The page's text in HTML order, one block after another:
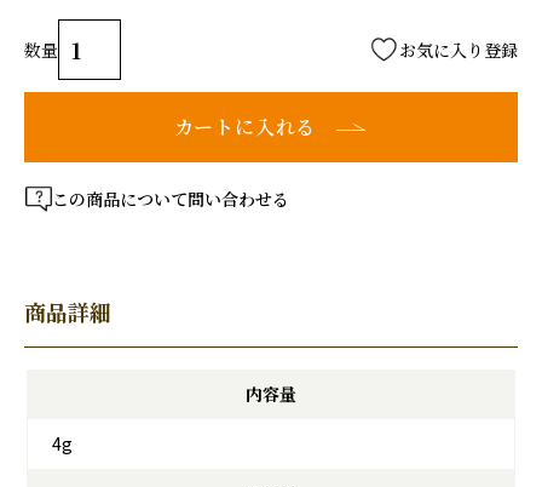
お気に入り登録
カートに入れる
この商品について問い合わせる
商品詳細
内容量
4g